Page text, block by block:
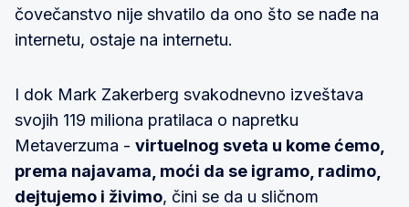
čovečanstvo nije shvatilo da ono što se nađe na
internetu, ostaje na internetu.
I dok Mark Zakerberg svakodnevno izveštava
svojih 119 miliona pratilaca o napretku
Metaverzuma - virtuelnog sveta u kome ćemo,
prema najavama, moći da se igramo, radimo,
dejtujemo i živimo, čini se da u sličnom